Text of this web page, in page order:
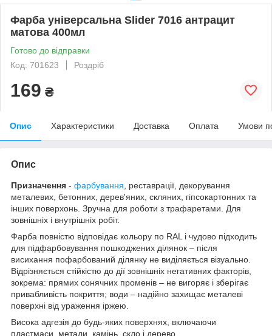
Фарба універсальна Slider 7016 антрацит
матова 400мл
Готово до відправки
Код: 701623
Роздріб
169 ₴
Опис Характеристики Доставка Оплата Умови
Опис
Призначення - фарбування , реставрації, декорування
металевих, бетонних, дерев'яних, скляних, гіпсокартонних та
інших поверхонь. Зручна для роботи з трафаретами. Для
зовнішніх і внутрішніх робіт.
Фарба повністю відповідає кольору по RAL і чудово підходить
для підфарбовування пошкоджених ділянок – після
висихання пофарбований ділянку не виділяється візуально.
Відрізняється стійкістю до дії зовнішніх негативних факторів,
зокрема: прямих сонячних променів – не вигоряє і зберігає
привабливість покриття; води – надійно захищає металеві
поверхні від ураження іржею.
Висока адгезія до будь-яких поверхнях, включаючи
пластмаси, метали, камінь, скло і дерево.